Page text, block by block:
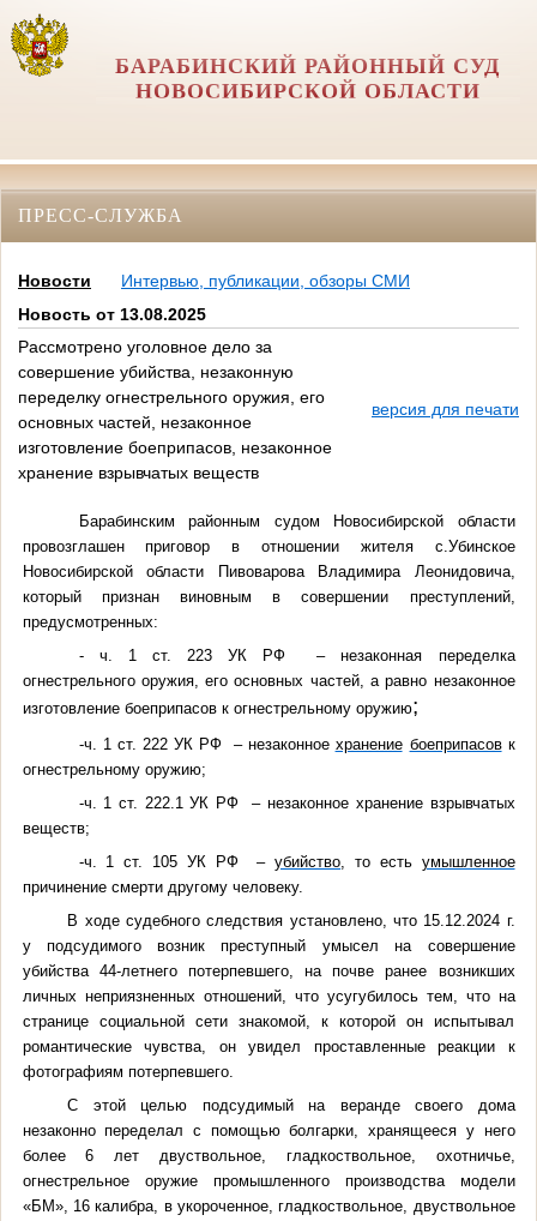
БАРАБИНСКИЙ РАЙОННЫЙ СУД
НОВОСИБИРСКОЙ ОБЛАСТИ
ПРЕСС-СЛУЖБА
Новости
Интервью, публикации, обзоры СМИ
Новость от 13.08.2025
Рассмотрено уголовное дело за
совершение убийства, незаконную
переделку огнестрельного оружия, его
основных частей, незаконное
изготовление боеприпасов, незаконное
хранение взрывчатых веществ
версия для печати
Барабинским районным судом Новосибирской области
провозглашен приговор в отношении жителя с.Убинское
Новосибирской области Пивоварова Владимира Леонидовича,
который признан виновным в совершении преступлений,
предусмотренных:
- ч. 1 ст. 223 УК РФ –незаконная переделка
огнестрельного оружия, его основных частей, а равно незаконное
изготовление боеприпасов к огнестрельному оружию;
-ч. 1 ст. 222УК РФ – незаконное хранение боеприпасовк
огнестрельному оружию;
-ч. 1 ст. 222.1 УК РФ
– незаконное хранение взрывчатых
веществ;
-ч. 1 ст. 105 УК РФ –убийство , то есть умышленное
причинение смерти другому человеку.
В ходе судебного следствия установлено, что 15.12.2024 г.
у подсудимого возник преступный умысел на совершение
убийства 44-летнего потерпевшего, на почве ранее возникших
личных неприязненных отношений, что усугубилось тем, что на
странице социальной сети знакомой, к которой он испытывал
романтические чувства, он увидел проставленные реакции к
фотографиям потерпевшего.
С этой целью подсудимыйна веранде своего дома
незаконно переделал с помощью болгарки,хранящееся у него
более 6 лет двуствольное, гладкоствольное, охотничье,
огнестрельное оружие промышленного производства модели
«БМ», 16 калибра, в укороченное, гладкоствольное, двуствольное